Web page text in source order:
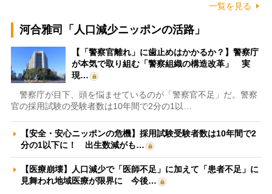
一覧を見る
河合雅司「人口減少ニッポンの活路」
【「警察官離れ」に歯止めはかかるか？】警察庁
が本気で取り組む「警察組織の構造改革」 実
現…
警察庁が目下、頭を悩ませているのが「警察官不足」だ。警察
官の採用試験の受験者数は10年間で2分の1以…
【安全・安心ニッポンの危機】採用試験受験者数は10年間で2
分の1以下に！ 出生数減がも…
【医療崩壊】人口減少で「医師不足」に加えて「患者不足」に
見舞われ地域医療が限界に 今後…